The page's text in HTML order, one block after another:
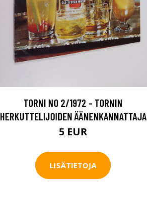
TORNI NO 2/1972 - TORNIN
HERKUTTELIJOIDEN ÄÄNENKANNATTAJA
5 EUR
LISÄTIETOJA